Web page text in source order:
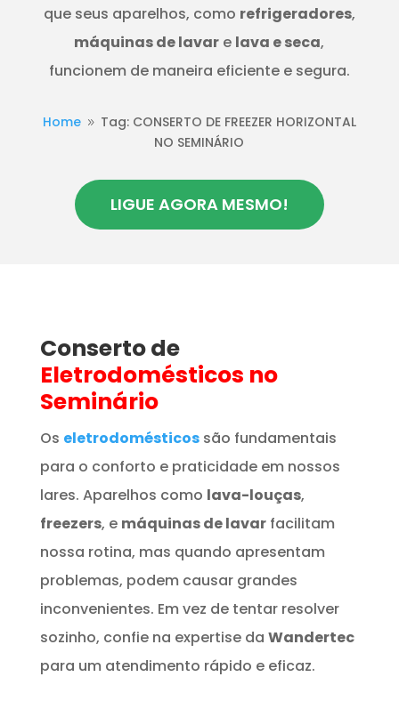
que seus aparelhos, como refrigeradores,
máquinas de lavar e lava e seca,
funcionem de maneira eficiente e segura.
Home 9 Tag: CONSERTO DE FREEZER HORIZONTAL
NO SEMINÁRIO
LIGUE AGORA MESMO!
Conserto de
Eletrodomésticos no
Seminário
Os eletrodomésticos são fundamentais
para o conforto e praticidade em nossos
lares. Aparelhos como lava-louças,
freezers, e máquinas de lavarfacilitam
nossa rotina, mas quando apresentam
problemas, podem causar grandes
inconvenientes. Em vez de tentar resolver
sozinho, confie na expertise da Wandertec
para um atendimento rápido e eficaz.